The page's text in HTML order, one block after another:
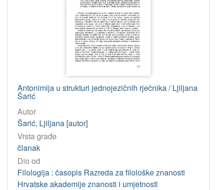
Antonimija u strukturi jednojezičnih rječnika / Ljiljana
Šarić
Autor
Šarić, Ljiljana [autor]
Vrsta građe
članak
Dio od
Filologija : časopis Razreda za filološke znanosti
Hrvatske akademije znanosti i umjetnosti